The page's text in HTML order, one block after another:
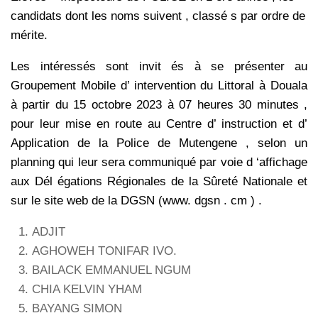
candidats dont les noms suivent , classé s par ordre de
mérite.
Les intéressés sont invit és à se présenter au
Groupement Mobile d’ intervention du Littoral à Douala
à partir du 15 octobre 2023 à 07 heures 30 minutes ,
pour leur mise en route au Centre d’ instruction et d’
Application de la Police de Mutengene , selon un
planning qui leur sera communiqué par voie d ‘affichage
aux Dél égations Régionales de la Sûreté Nationale et
sur le site web de la DGSN (www. dgsn . cm ) .
ADJIT
AGHOWEH TONIFAR IVO.
BAILACK EMMANUEL NGUM
CHIA KELVIN YHAM
BAYANG SIMON